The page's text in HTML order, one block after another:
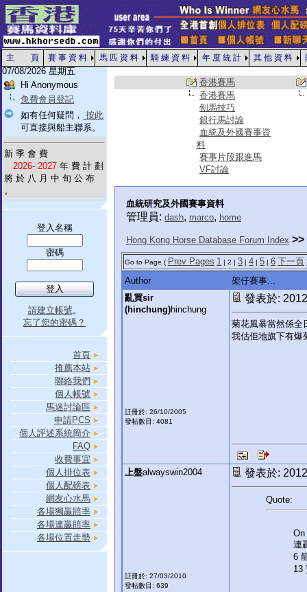
主 頁 賽 事 資 料 馬 匹 資 料 騎 練 資 料 年 度 統 計 其 他 資 料
07/08/2026 星期五
Hi Anonymous
免費會員登記
如有任何疑問， 按此
可直接與船主聯系。
新 季 會 費
2026- 2027 年 費 計 劃
將 於 八 月 中 旬 公 布
。
登入名稱
密碼
請建立帳號。
忘了您的密碼？
首頁
推薦本站
聯絡我們
個人帳號
馬迷討論區
申請PCS
個人評述系統簡介
FAQ
收費事宜
個人排位表
個人配磅表
網友心水馬
各場獨贏賠率
各場連贏賠率
各場位置走勢
香港賽馬
香港賽馬
刨馬技巧
銀行馬討論
血統及外國賽事資
料
賽事片段跟進馬
VF討論
血統研究及外國賽事資料
管理員: dash, marco, home
Hong Kong Horse Database Forum Index >>
Go to Page ( Prev Pages 1 | 2 | 3 | 4 | 5 | 6 下一頁
Author
架仔賽事...
亂買sir
(hinchung)hinchung
註冊於: 26/10/2005
發帖數目: 4081
發表於:
菊花風暴當然係全
我估佢地旗下有爆
上盤alwayswin2004
註冊於: 27/03/2010
發帖數目: 639
發表於:
Quote:
On
連
6
13